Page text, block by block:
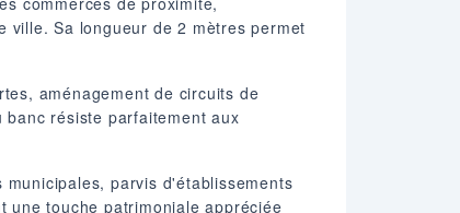
Sa longueur de 2 mètres permet
aménagement de circuits de
résiste parfaitement aux
parvis d'établissements
une touche patrimoniale appréciée